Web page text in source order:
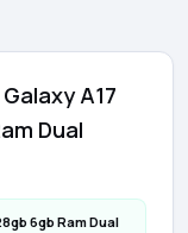
A17
Dual
6gb Ram Dual